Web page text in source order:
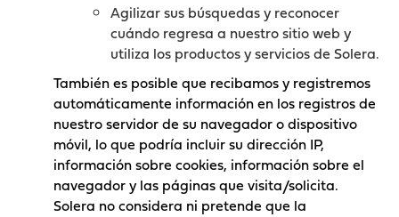
Agilizar sus búsquedas y reconocer
cuándo regresa a nuestro sitio web y
utiliza los productos y servicios de Solera.
También es posible que recibamos y registremos
automáticamente información en los registros de
nuestro servidor de su navegador o dispositivo
móvil, lo que podría incluir su dirección IP,
información sobre cookies, información sobre el
navegador y las páginas que visita/solicita.
Solera no considera ni pretende que la